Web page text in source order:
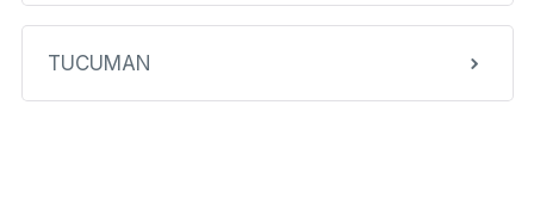
TUCUMAN